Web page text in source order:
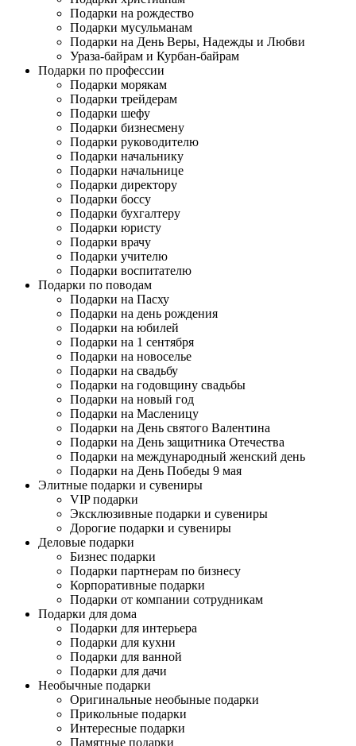
Подарки на рождество
Подарки мусульманам
Подарки на День Веры, Надежды и Любви
Ураза-байрам и Курбан-байрам
Подарки по профессии
Подарки морякам
Подарки трейдерам
Подарки шефу
Подарки бизнесмену
Подарки руководителю
Подарки начальнику
Подарки начальнице
Подарки директору
Подарки боссу
Подарки бухгалтеру
Подарки юристу
Подарки врачу
Подарки учителю
Подарки воспитателю
Подарки по поводам
Подарки на Пасху
Подарки на день рождения
Подарки на юбилей
Подарки на 1 сентября
Подарки на новоселье
Подарки на свадьбу
Подарки на годовщину свадьбы
Подарки на новый год
Подарки на Масленицу
Подарки на День святого Валентина
Подарки на День защитника Отечества
Подарки на международный женский день
Подарки на День Победы 9 мая
Элитные подарки и сувениры
VIP подарки
Эксклюзивные подарки и сувениры
Дорогие подарки и сувениры
Деловые подарки
Бизнес подарки
Подарки партнерам по бизнесу
Корпоративные подарки
Подарки от компании сотрудникам
Подарки для дома
Подарки для интерьера
Подарки для кухни
Подарки для ванной
Подарки для дачи
Необычные подарки
Оригинальные необыные подарки
Прикольные подарки
Интересные подарки
Памятные подарки